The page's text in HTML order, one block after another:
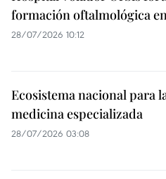
formación oftalmológica
28/07/2026 10:12
Ecosistema nacional para
medicina especializada
28/07/2026 03:08